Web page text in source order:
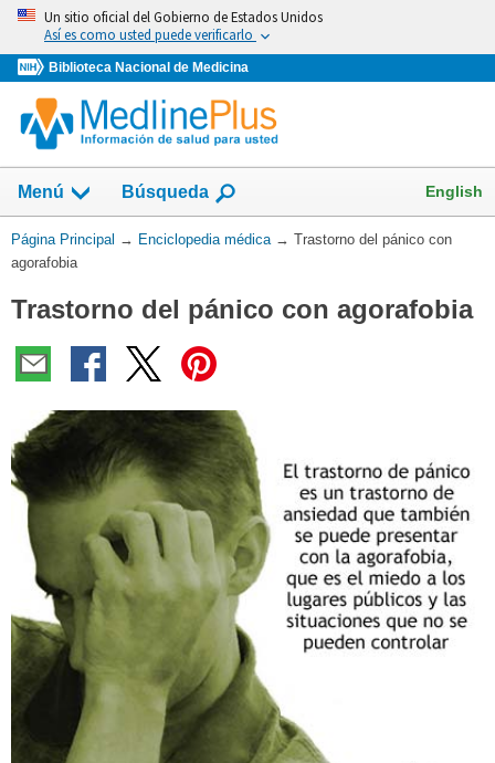
Omita
vaya
al
Contenido
Un sitio oficial del Gobierno de Estados Unidos
Así es como usted puede verificarlo
Biblioteca Nacional de Medicina
Menú Búsqueda English
Usted
está
Página Principal → Enciclopedia médica → Trastorno del pánico con
agorafobia
Trastorno del pánico con agorafobia